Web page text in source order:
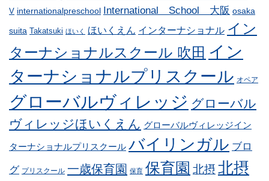
V internationalpreschool International School 大阪 osaka
suita Takatsuki ほいく ほいくえん インターナショナル イン
ターナショナルスクール 吹田 イン
ターナショナルプリスクール オペア
グローバルヴィレッジ グローバル
ヴィレッジほいくえん グローバルヴィレッジイン
ターナショナルプリスクール バイリンガル ブロ
グ プリスクール 一歳保育園 保育 保育園 北摂 北摂